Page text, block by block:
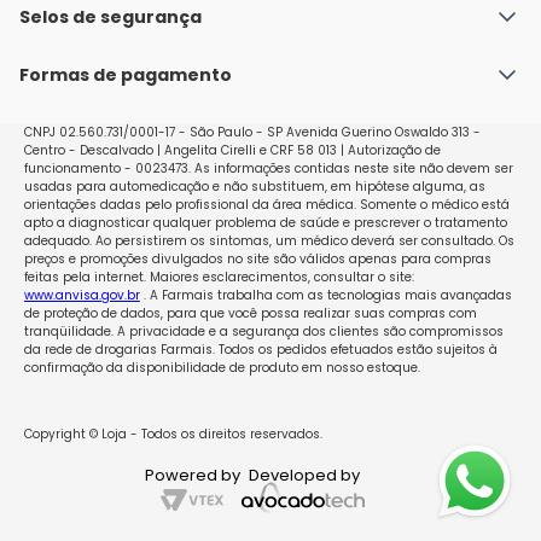
Nossas lojas
Política de Envio
Políticas de Trocas e Devoluções
Selos de segurança
Formas de pagamento
CNPJ 02.560.731/0001-17 - São Paulo - SP Avenida Guerino Oswaldo 313 -
Centro - Descalvado | Angelita Cirelli e CRF 58 013 | Autorização de
funcionamento - 0023473. As informações contidas neste site não devem ser
usadas para automedicação e não substituem, em hipótese alguma, as
orientações dadas pelo profissional da área médica. Somente o médico está
apto a diagnosticar qualquer problema de saúde e prescrever o tratamento
adequado. Ao persistirem os sintomas, um médico deverá ser consultado. Os
preços e promoções divulgados no site são válidos apenas para compras
feitas pela internet. Maiores esclarecimentos, consultar o site:
www.anvisa.gov.br. A Farmais trabalha com as tecnologias mais avançadas
de proteção de dados, para que você possa realizar suas compras com
tranqüilidade. A privacidade e a segurança dos clientes são compromissos
da rede de drogarias Farmais. Todos os pedidos efetuados estão sujeitos à
confirmação da disponibilidade de produto em nosso estoque.
Copyright © Loja - Todos os direitos reservados.
Powered by Developed by